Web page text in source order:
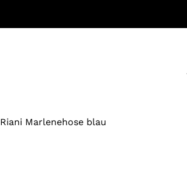
Riani Marlenehose blau